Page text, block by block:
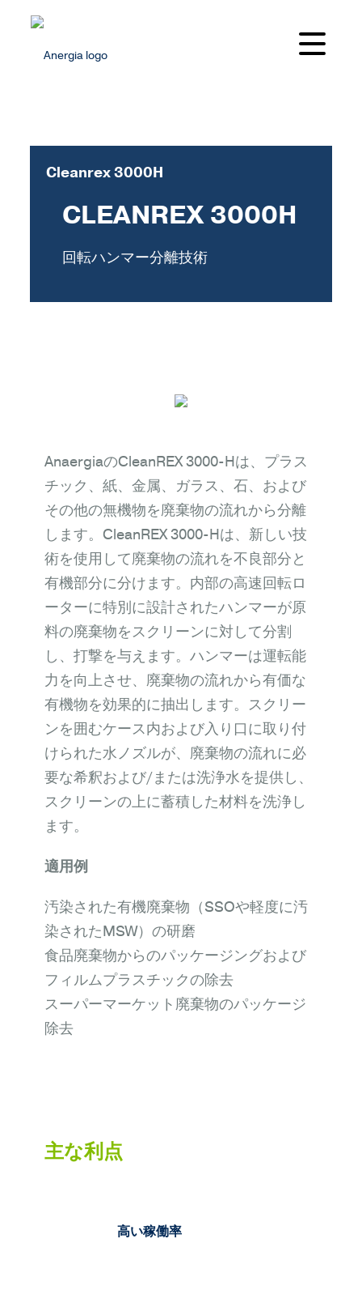
Cleanrex 3000H
CLEANREX 3000H
回転ハンマー分離技術
AnaergiaのCleanREX 3000-Hは、プラス
チック、紙、金属、ガラス、石、および
その他の無機物を廃棄物の流れから分離
します。CleanREX 3000-Hは、新しい技
術を使用して廃棄物の流れを不良部分と
有機部分に分けます。内部の高速回転ロ
ーターに特別に設計されたハンマーが原
料の廃棄物をスクリーンに対して分割
し、打撃を与えます。ハンマーは運転能
力を向上させ、廃棄物の流れから有価な
有機物を効果的に抽出します。スクリー
ンを囲むケース内および入り口に取り付
けられた水ノズルが、廃棄物の流れに必
要な希釈および/または洗浄水を提供し、
スクリーンの上に蓄積した材料を洗浄し
ます。
適用例
汚染された有機廃棄物（SSOや軽度に汚
染されたMSW）の研磨
食品廃棄物からのパッケージングおよび
フィルムプラスチックの除去
スーパーマーケット廃棄物のパッケージ
除去
主な利点
高い稼働率